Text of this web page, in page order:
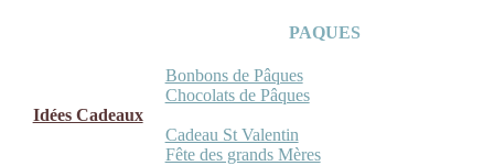
PAQUES
Bonbons de Pâques
Chocolats de Pâques
Idées Cadeaux
Cadeau St Valentin
Fête des grands Mères